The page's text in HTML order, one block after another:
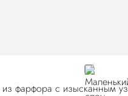
GOLD
фарфора с изысканным